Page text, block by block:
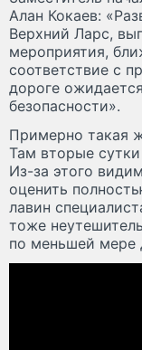
Алан Кокаев:
Верхний Ларс,
мероприятия,
соответствие с
дороге
безопасности».
Примерно такая
Там вторые
Из-за этого
оценить
лавин
тоже
по меньшей мере